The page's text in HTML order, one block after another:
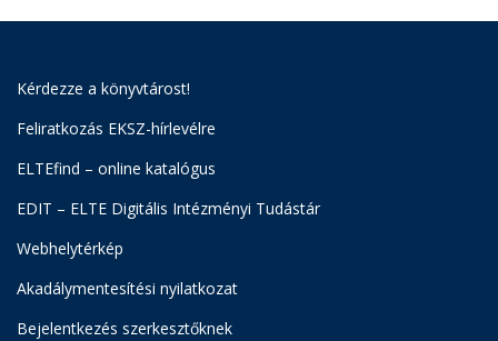
Kérdezze a könyvtárost!
Feliratkozás EKSZ-hírlevélre
ELTEfind – online katalógus
EDIT – ELTE Digitális Intézményi Tudástár
Webhelytérkép
Akadálymentesítési nyilatkozat
Bejelentkezés szerkesztőknek